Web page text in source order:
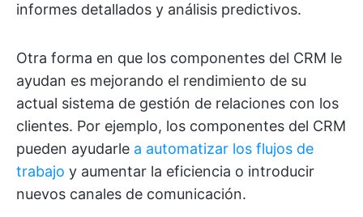
informes detallados y análisis predictivos.
Otra forma en que los componentes del CRM le
ayudan es mejorando el rendimiento de su
actual sistema de gestión de relaciones con los
clientes. Por ejemplo, los componentes del CRM
pueden ayudarle a automatizar los flujos de
trabajo y aumentar la eficiencia o introducir
nuevos canales de comunicación.